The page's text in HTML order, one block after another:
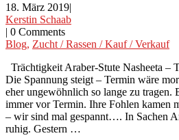
18. März 2019|
Kerstin Schaab
| 0 Comments
Blog, Zucht / Rassen / Kauf / Verkauf
Trächtigkeit Araber-Stute Nasheeta –
Die Spannung steigt – Termin wäre
eher ungewöhnlich so lange zu tragen.
immer vor Termin. Ihre Fohlen kamen
– wir sind mal gespannt…. In Sachen
ruhig. Gestern …